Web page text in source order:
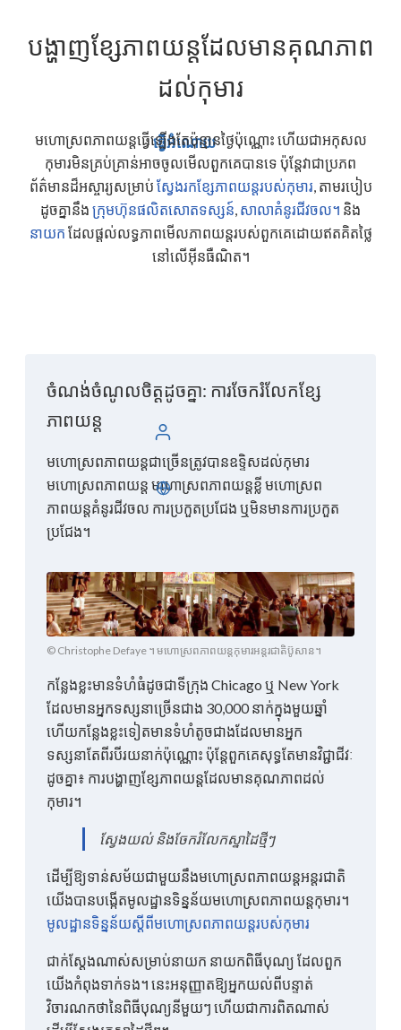
ធ្វើអំណោយ
ខ្មែរ
បង្ហាញខ្សែភាពយន្តដែលមានគុណភាព
ដល់កុមារ
មហោស្រពភាពយន្តធ្វើឡើងតែប៉ុន្មានថ្ងៃប៉ុណ្ណោះ ហើយជាអកុសល
កុមារមិនគ្រប់គ្រាន់អាចចូលមើលពួកគេបានទេ ប៉ុន្តែវាជាប្រភព
ព័ត៌មានដ៏អស្ចារ្យសម្រាប់ ស្វែងរកខ្សែភាពយន្តរបស់កុមារ, តាមរបៀប
ដូចគ្នានឹង ក្រុមហ៊ុនផលិតសោតទស្សន៍, សាលាគំនូរជីវចល។ និង
នាយក ដែលផ្តល់លទ្ធភាពមើលភាពយន្តរបស់ពួកគេដោយឥតគិតថ្លៃ
នៅលើអ៊ីនធឺណិត។
ចំណង់ចំណូលចិត្តដូចគ្នា: ការចែករំលែកខ្សែ
ភាពយន្ត
មហោស្រពភាពយន្តជាច្រើនត្រូវបានឧទ្ទិសដល់កុមារ
មហោស្រពភាពយន្ត មហោស្រពភាពយន្តខ្លី មហោស្រព
ភាពយន្តគំនូរជីវចល ការប្រកួតប្រជែង ឬមិនមានការប្រកួត
ប្រជែង។
© Christophe Defaye ។ មហោស្រពភាពយន្តកុមារអន្តរជាតិប៊ូសាន។
កន្លែងខ្លះមានទំហំធំដូចជាទីក្រុង Chicago ឬ New York
ដែលមានអ្នកទស្សនាច្រើនជាង 30,000 នាក់ក្នុងមួយឆ្នាំ
ហើយកន្លែងខ្លះទៀតមានទំហំតូចជាងដែលមានអ្នក
ទស្សនាតែពីរបីរយនាក់ប៉ុណ្ណោះ ប៉ុន្តែពួកគេសុទ្ធតែមានវិជ្ជាជីវៈ
ដូចគ្នា៖ ការបង្ហាញខ្សែភាពយន្តដែលមានគុណភាពដល់
កុមារ។
ស្វែងយល់ និងចែករំលែកស្នាដៃថ្មីៗ
ដើម្បីឱ្យទាន់សម័យជាមួយនឹងមហោស្រពភាពយន្តអន្តរជាតិ
យើងបានបង្កើតមូលដ្ឋានទិន្នន័យមហោស្រពភាពយន្តកុមារ។
មូលដ្ឋានទិន្នន័យស្តីពីមហោស្រពភាពយន្តរបស់កុមារ
ជាក់ស្តែងណាស់សម្រាប់នាយក នាយកពិធីបុណ្យ ដែលពួក
យើងកំពុងទាក់ទង។ នេះអនុញ្ញាតឱ្យអ្នកយល់ពីបន្ទាត់
វិចារណកថានៃពិធីបុណ្យនីមួយៗ ហើយជាការពិតណាស់